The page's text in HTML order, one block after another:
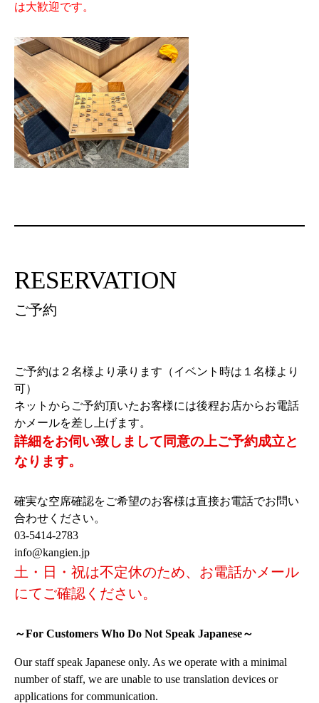
は大歓迎です。
RESERVATION
ご予約
ご予約は２名様より承ります（イベント時は１名様より
可）
ネットからご予約頂いたお客様には後程お店からお電話
かメールを差し上げます。
詳細をお伺い致しまして同意の上ご予約成立と
なります。
確実な空席確認をご希望のお客様は直接お電話でお問い
合わせください。
03-5414-2783
info@kangien.jp
土・日・祝は不定休のため、お電話かメール
にてご確認ください。
～For Customers Who Do Not Speak Japanese～
Our staff speak Japanese only. As we operate with a minimal
number of staff, we are unable to use translation devices or
applications for communication.